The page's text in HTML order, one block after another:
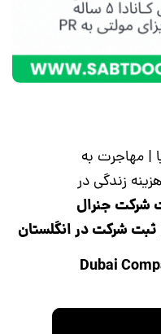
| مهاجرت به
هزینه زندگی در
شرکت جنرال
ثبت شرکت در انگلستان